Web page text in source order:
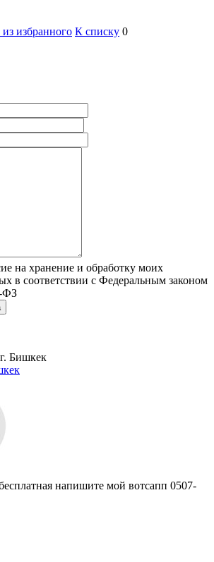
из избранного К списку 0
на хранение и обработку моих
в соответствии с Федеральным законом
ФЗ
Бишкек
напишите мой вотсапп 0507-